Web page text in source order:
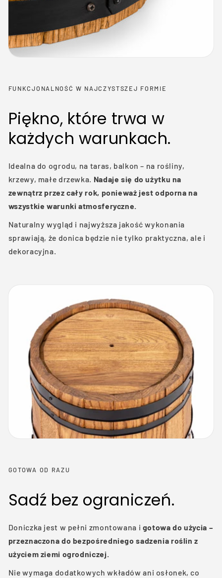
FUNKCJONALNOŚĆ W NAJCZYSTSZEJ FORMIE
Piękno, które trwa w
każdych warunkach.
Idealna do ogrodu, na taras, balkon – na rośliny,
krzewy, małe drzewka. Nadaje się do użytku na
zewnątrz przez cały rok, ponieważ jest odporna na
wszystkie warunki atmosferyczne.
Naturalny wygląd i najwyższa jakość wykonania
sprawiają, że donica będzie nie tylko praktyczna, ale i
dekoracyjna.
GOTOWA OD RAZU
Sadź bez ograniczeń.
Doniczka jest w pełni zmontowana i gotowa do użycia –
przeznaczona do bezpośredniego sadzenia roślin z
użyciem ziemi ogrodniczej.
Nie wymaga dodatkowych wkładów ani osłonek, co